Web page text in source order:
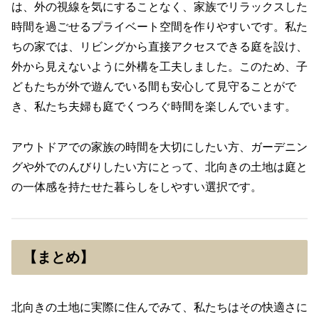
は、外の視線を気にすることなく、家族でリラックスした
時間を過ごせるプライベート空間を作りやすいです。私た
ちの家では、リビングから直接アクセスできる庭を設け、
外から見えないように外構を工夫しました。このため、子
どもたちが外で遊んでいる間も安心して見守ることがで
き、私たち夫婦も庭でくつろぐ時間を楽しんでいます。
アウトドアでの家族の時間を大切にしたい方、ガーデニン
グや外でのんびりしたい方にとって、北向きの土地は庭と
の一体感を持たせた暮らしをしやすい選択です。
【まとめ】
北向きの土地に実際に住んでみて、私たちはその快適さに